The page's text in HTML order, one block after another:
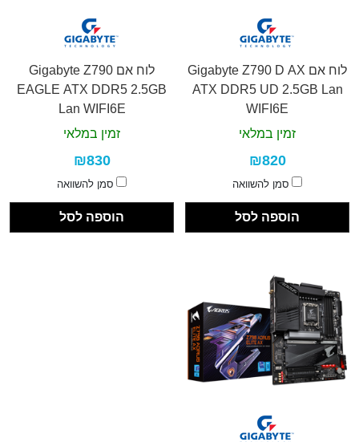
לוח אם Gigabyte Z790 D AX
ATX DDR5 UD 2.5GB Lan
WIFI6E
זמין במלאי
₪820
סמן להשוואה
הוספה לסל
לוח אם Gigabyte Z790
EAGLE ATX DDR5 2.5GB
Lan WIFI6E
זמין במלאי
₪830
סמן להשוואה
הוספה לסל